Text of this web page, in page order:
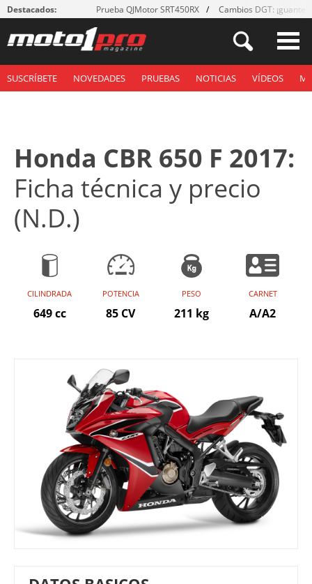
Destacados: Prueba QJMotor SRT450RX Cambios DGT: ¡guantes!
SUSCRÍBETE NOVEDADES PRUEBAS NOTICIAS VÍDEOS
Honda CBR 650 F 2017:
Ficha técnica y precio
(N.D.)
CILINDRADA
649 cc
POTENCIA
85 CV
PESO
211 kg
CARNET
A/A2